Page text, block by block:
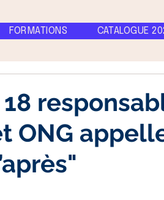
FORMATIONS CATALOGUE
ONG